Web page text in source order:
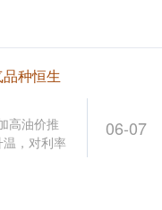
06-07
种恒生
高油价推
，对利率